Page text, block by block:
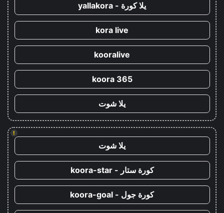
يلا كورة - yallakora
kora live
kooralive
koora 365
يلا شوت
!
يلا شوت
كورة ستار - koora-star
كورة جول - koora-goal